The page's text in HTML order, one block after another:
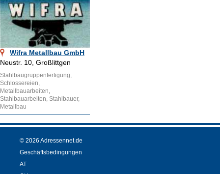
Wifra Metallbau GmbH
Neustr. 10, Großlittgen
Stahlbaugruppenfertigung,
Schlossereien,
Metallbauarbeiten,
Stahlbauarbeiten, Stahlbauer,
Metallbau
© 2026 Adressennet.de
Geschäftsbedingungen
AT